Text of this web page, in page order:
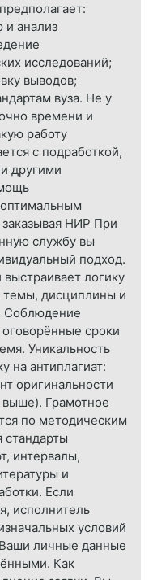
и анализ
исследований;
выводов;
вуза. Не у
времени и
работу
с подработкой,
другими
НИР При
службу вы
подход.
логику
темы, дисциплины и
Соблюдение
сроки
Уникальность
на антиплагиат:
оригинальности
Грамотное
по методическим
интервалы,
и
Если
исполнитель
условий
личные данные
Как